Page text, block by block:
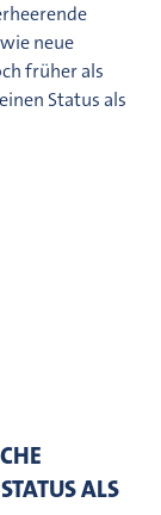
neue
früher als
Status als
ALS